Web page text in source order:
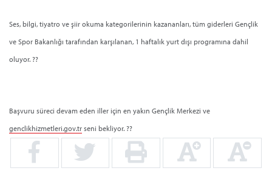
Ses, bilgi, tiyatro ve şiir okuma kategorilerinin kazananları, tüm giderleri Gençlik
ve Spor Bakanlığı tarafından karşılanan, 1 haftalık yurt dışı programına dahil
oluyor. ??
Başvuru süreci devam eden iller için en yakın Gençlik Merkezi ve
genclikhizmetleri.gov.tr seni bekliyor. ??